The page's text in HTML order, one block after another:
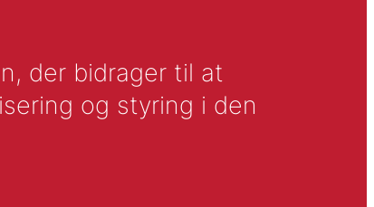
der bidrager til at
og styring i den